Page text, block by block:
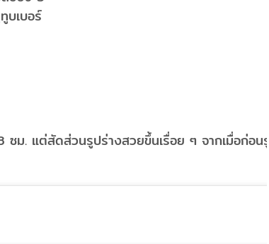
บเบอร์
ม. แต่สัดส่วนรูปร่างสวยขึ้นเรื่อย ๆ จากเมื่อก่อนรูป